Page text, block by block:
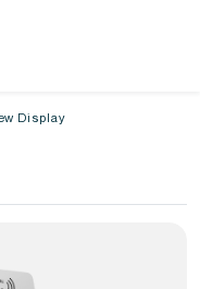
Display